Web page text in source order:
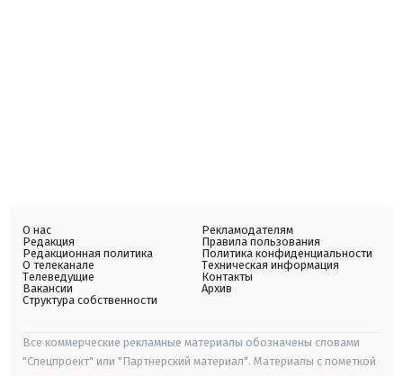
О нас
Редакция
Редакционная политика
О телеканале
Телеведущие
Вакансии
Структура собственности
Рекламодателям
Правила пользования
Политика конфиденциальности
Техническая информация
Контакты
Архив
Все коммерческие рекламные материалы обозначены словами
"Спецпроект" или "Партнерский материал". Материалы с пометкой